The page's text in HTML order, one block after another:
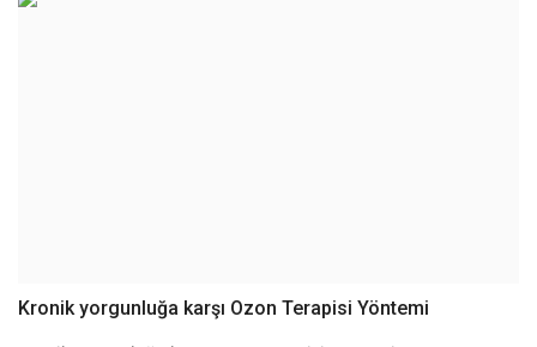
Kronik yorgunluğa karşı Ozon Terapisi Yöntemi